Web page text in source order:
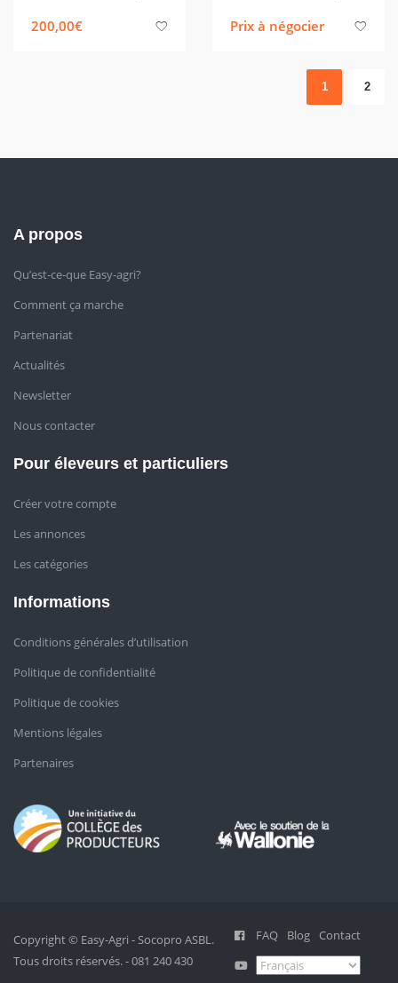
200,00€ Prix à négocier
1 2
A propos
Qu’est-ce-que Easy-agri?
Comment ça marche
Partenariat
Actualités
Newsletter
Nous contacter
Pour éleveurs et particuliers
Créer votre compte
Les annonces
Les catégories
Informations
Conditions générales d’utilisation
Politique de confidentialité
Politique de cookies
Mentions légales
Partenaires
Copyright © Easy-Agri - Socopro ASBL.
Tous droits réservés. - 081 240 430
FAQ Blog Contact